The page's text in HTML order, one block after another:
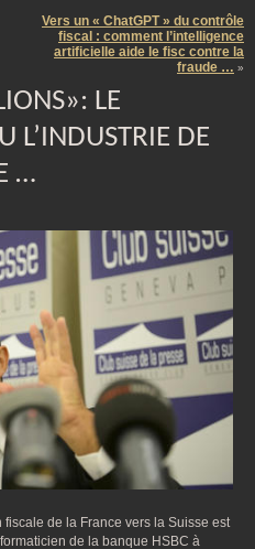
Vers un « ChatGPT » du contrôle
fiscal : comment l’intelligence
artificielle aide le fisc contre la
fraude … »
LE
L’INDUSTRIE DE
…
fiscale de la France vers la Suisse est
de la banque HSBC à